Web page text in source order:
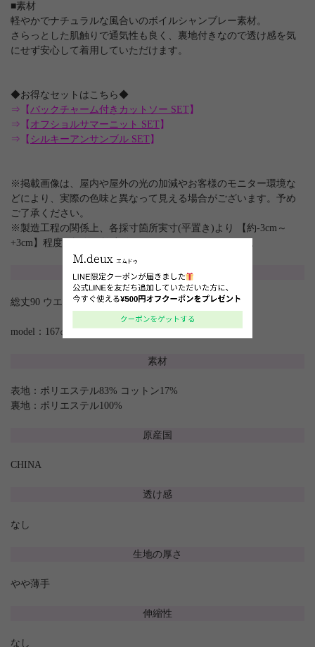
■素材
軽やかでナチュラルな風合いのボイルシャンブレー素材。
さらっとした肌触りで通気性も良く、裏地付きなので透け感を気
にせず安心して着用していただけます。
◆お得なセットはこちら◆
⇒【 バックチャーム付きカットソー SET 】
⇒【 オフショルサマーニット SET 】
⇒【 シルキーアンサンブル SET 】
※掲載画像は、屋内や屋外の光の加減やお客様のモニター環境な
どにより、実際の色味と異なって見える場合がございます。予め
ご了承ください。
※製造工程の関係上、各採寸箇所実寸(平置き)より 【約-3cm～
+3cm】程度は誤差の許容範囲とさせて頂いております。
サイズ
総丈90 ウエスト(ゴム)66 裾巾115.5
model：167㎝
素材
表地：ポリエステル83% コットン17%
裏地：ポリエステル100%
原産国
CHINA
透け感
なし
生地の厚さ
やや薄手
伸縮性
なし